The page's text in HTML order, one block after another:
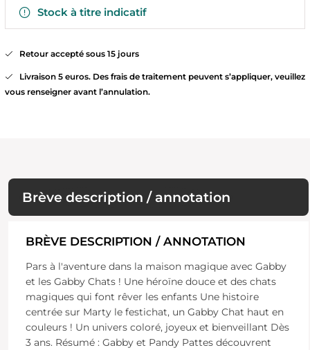
Stock à titre indicatif
Retour accepté sous 15 jours
Livraison 5 euros. Des frais de traitement peuvent s’appliquer, veuillez
vous renseigner avant l’annulation.
Brève description / annotation
BRÈVE DESCRIPTION / ANNOTATION
Pars à l'aventure dans la maison magique avec Gabby
et les Gabby Chats ! Une héroïne douce et des chats
magiques qui font rêver les enfants Une histoire
centrée sur Marty le festichat, un Gabby Chat haut en
couleurs ! Un univers coloré, joyeux et bienveillant Dès
3 ans. Résumé : Gabby et Pandy Pattes découvrent